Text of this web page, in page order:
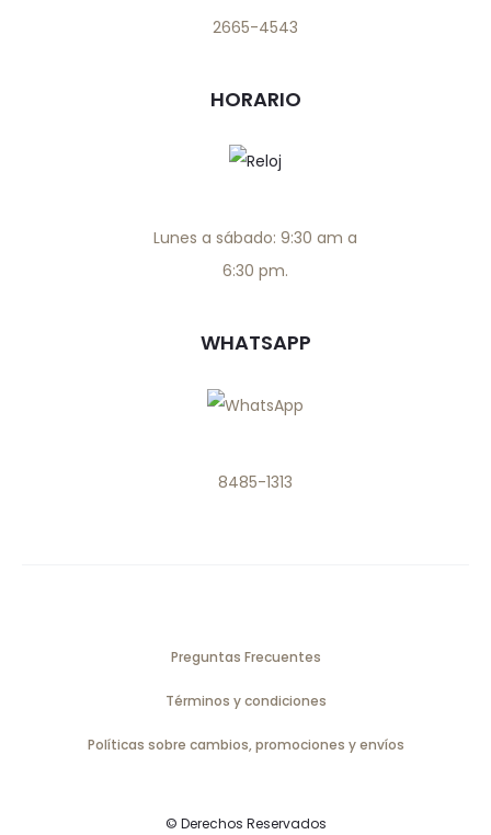
2665-4543
HORARIO
Lunes a sábado: 9:30 am a
6:30 pm.
WHATSAPP
8485-1313
Preguntas Frecuentes
Términos y condiciones
Políticas sobre cambios, promociones y envíos
© Derechos Reservados